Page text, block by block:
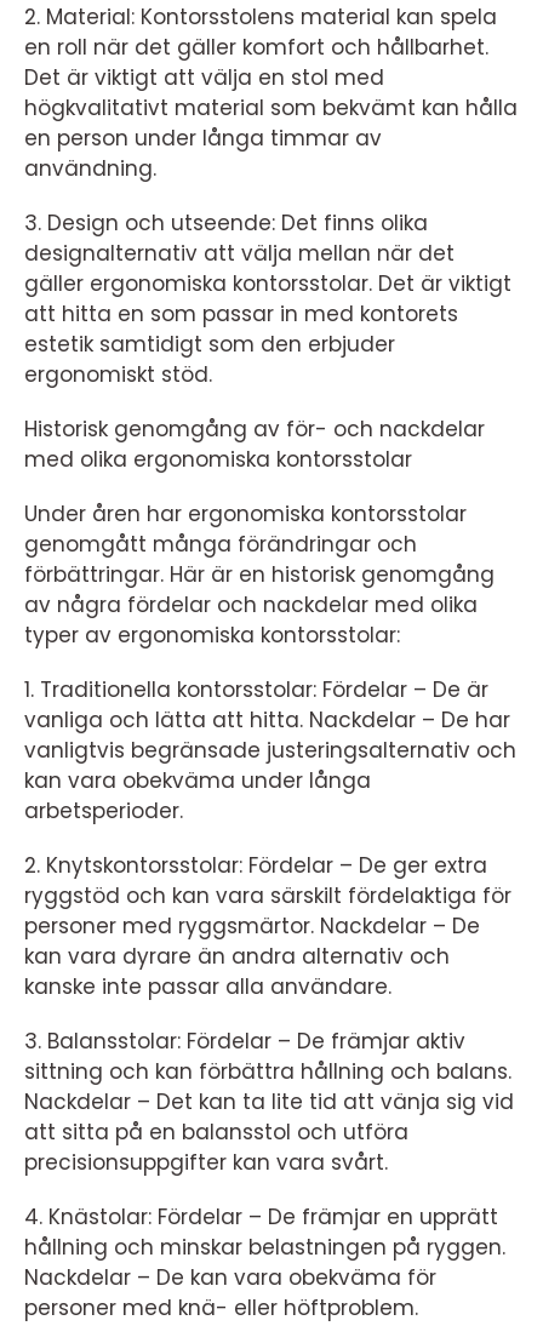
2. Material: Kontorsstolens material kan spela
en roll när det gäller komfort och hållbarhet.
Det är viktigt att välja en stol med
högkvalitativt material som bekvämt kan hålla
en person under långa timmar av
användning.
3. Design och utseende: Det finns olika
designalternativ att välja mellan när det
gäller ergonomiska kontorsstolar. Det är viktigt
att hitta en som passar in med kontorets
estetik samtidigt som den erbjuder
ergonomiskt stöd.
Historisk genomgång av för- och nackdelar
med olika ergonomiska kontorsstolar
Under åren har ergonomiska kontorsstolar
genomgått många förändringar och
förbättringar. Här är en historisk genomgång
av några fördelar och nackdelar med olika
typer av ergonomiska kontorsstolar:
1. Traditionella kontorsstolar: Fördelar – De är
vanliga och lätta att hitta. Nackdelar – De har
vanligtvis begränsade justeringsalternativ och
kan vara obekväma under långa
arbetsperioder.
2. Knytskontorsstolar: Fördelar – De ger extra
ryggstöd och kan vara särskilt fördelaktiga för
personer med ryggsmärtor. Nackdelar – De
kan vara dyrare än andra alternativ och
kanske inte passar alla användare.
3. Balansstolar: Fördelar – De främjar aktiv
sittning och kan förbättra hållning och balans.
Nackdelar – Det kan ta lite tid att vänja sig vid
att sitta på en balansstol och utföra
precisionsuppgifter kan vara svårt.
4. Knästolar: Fördelar – De främjar en upprätt
hållning och minskar belastningen på ryggen.
Nackdelar – De kan vara obekväma för
personer med knä- eller höftproblem.